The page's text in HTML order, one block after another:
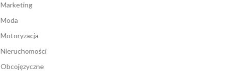
Marketing
Moda
Motoryzacja
Nieruchomości
Obcojęzyczne